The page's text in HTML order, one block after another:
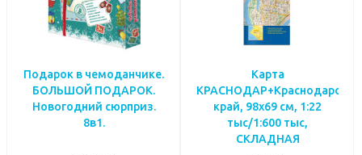
Подарок в чемоданчике.
БОЛЬШОЙ ПОДАРОК.
Новогодний сюрприз.
8в1.
Карта
КРАСНОДАР+Краснодарский
край, 98х69 см, 1:22
тыс/1:600 тыс,
СКЛАДНАЯ